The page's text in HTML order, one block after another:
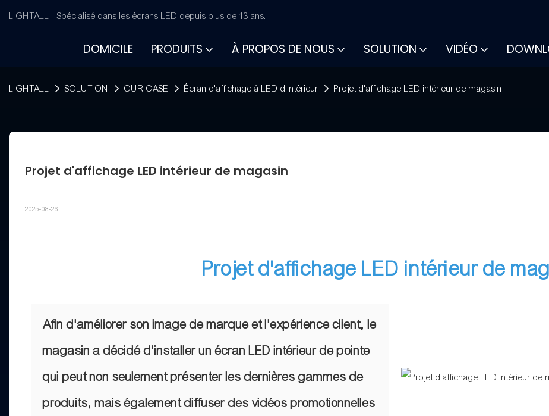
LIGHTALL - Spécialisé dans les écrans LED depuis plus de 13 ans.
DOMICILE PRODUITS À PROPOS DE NOUS SOLUTION VIDÉO
LIGHTALL SOLUTION OUR CASE Écran d'affichage à LED d'intérieur Projet d'affichage LED intérieur de magasin
Projet d'affichage LED intérieur de magasin
2025-08-26
Projet d'affichage LED intérieur de
Afin d'améliorer son image de marque et l'expérience client, le
magasin a décidé d'installer un écran LED intérieur de pointe
qui peut non seulement présenter les dernières gammes de
produits, mais également diffuser des vidéos promotionnelles